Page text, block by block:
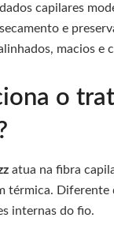
capilares
e
macios e
o
atua na fibra
térmica.
internas do fio.